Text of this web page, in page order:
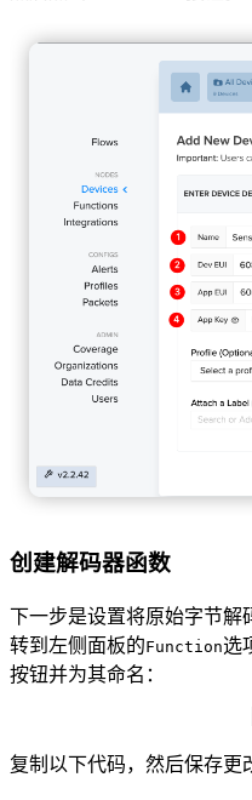
创建解码器函数
下一步是设置将原始字节解
转到左侧面板的Function选
按钮并为其命名：
复制以下代码，然后保存更